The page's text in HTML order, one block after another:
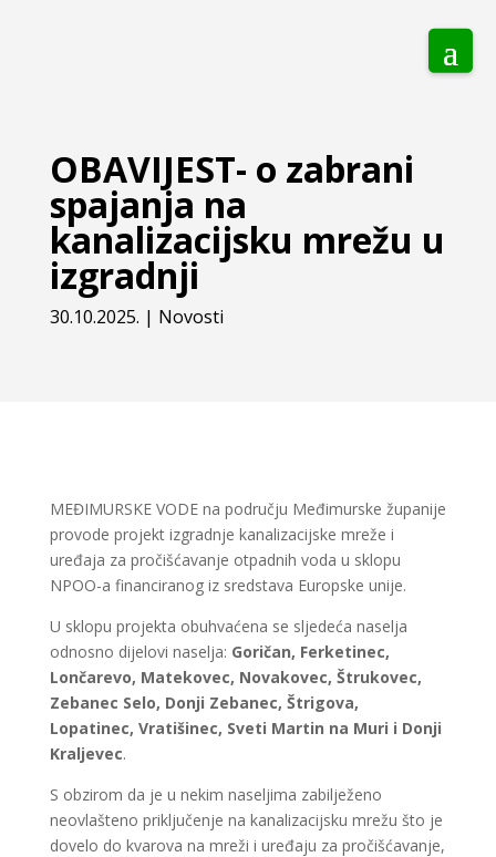
OBAVIJEST- o zabrani
spajanja na
kanalizacijsku mrežu u
izgradnji
30.10.2025. | Novosti
MEĐIMURSKE VODE na području Međimurske županije
provode projekt izgradnje kanalizacijske mreže i
uređaja za pročišćavanje otpadnih voda u sklopu
NPOO-a financiranog iz sredstava Europske unije.
U sklopu projekta obuhvaćena se sljedeća naselja
odnosno dijelovi naselja: Goričan, Ferketinec,
Lončarevo, Matekovec, Novakovec, Štrukovec,
Zebanec Selo, Donji Zebanec, Štrigova,
Lopatinec, Vratišinec, Sveti Martin na Muri i Donji
Kraljevec.
S obzirom da je u nekim naseljima zabilježeno
neovlašteno priključenje na kanalizacijsku mrežu što je
dovelo do kvarova na mreži i uređaju za pročišćavanje,